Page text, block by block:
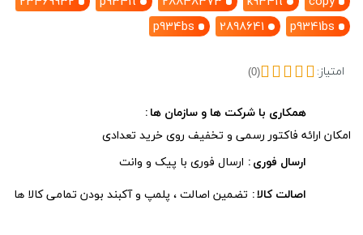
p9341bs
2898641
p934bs
امتیاز: (0)
همکاری با شرکت ها و سازمان ها
امکان ارائه فاکتور رسمی و تخفیف روی خرید تعدادی
ارسال فوری ارسال فوری با پیک و وانت
اصالت کالا تضمین اصالت ، پلمپ و آکبند بودن تمامی کالا ها